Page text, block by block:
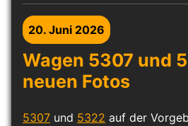
20. Juni 2026
Wagen 5307 und
neuen Fotos
5307 und 5322 auf der